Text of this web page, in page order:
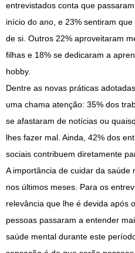
entrevistados conta que
início do ano, e 23% sentiram
de si. Outros 22% aproveitaram
filhas e 18% se dedicaram a
hobby.
Dentre as novas práticas
uma chama atenção: 35% dos
se afastaram de notícias ou
lhes fazer mal. Ainda, 42% dos
sociais contribuem diretamente
A importância de cuidar da saúde
nos últimos meses. Para os
relevância que lhe é devida após
pessoas passaram a entender
saúde mental durante este